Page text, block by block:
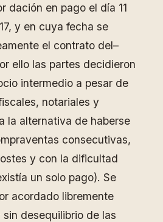
dación en pago el día 11
y en cuya fecha se
el contrato del–
ello las partes decidieron
intermedio a pesar de
notariales y
la alternativa de haberse
consecutivas,
y con la dificultad
un solo pago). Se
acordado libremente
desequilibrio de las